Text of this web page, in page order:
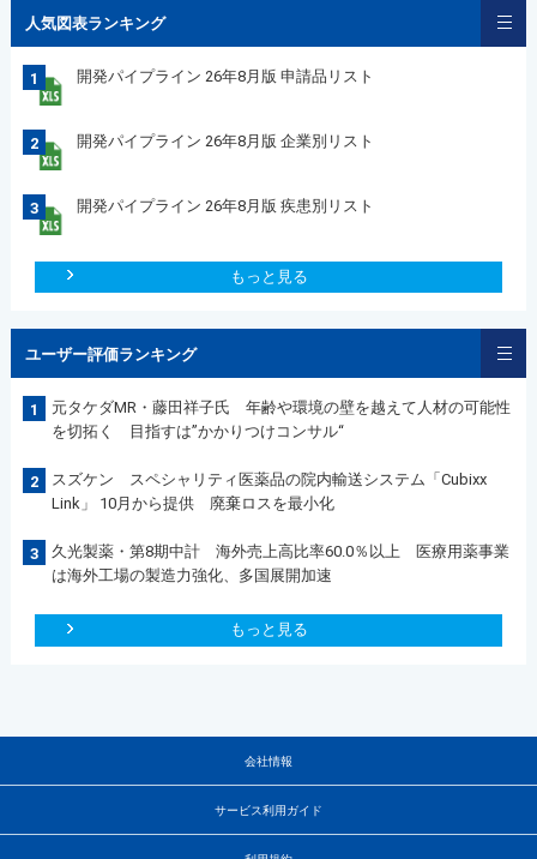
人気図表ランキング
1 開発パイプライン 26年8月版 申請品リスト
2 開発パイプライン 26年8月版 企業別リスト
3 開発パイプライン 26年8月版 疾患別リスト
もっと見る
ユーザー評価ランキング
1
元タケダMR・藤田祥子氏 年齢や環境の壁を越えて人材の可能性
を切拓く 目指すは”かかりつけコンサル“
2
スズケン スペシャリティ医薬品の院内輸送システム「Cubixx
Link」 10月から提供 廃棄ロスを最小化
3
久光製薬・第8期中計 海外売上高比率60.0％以上 医療用薬事業
は海外工場の製造力強化、多国展開加速
もっと見る
会社情報
サービス利用ガイド